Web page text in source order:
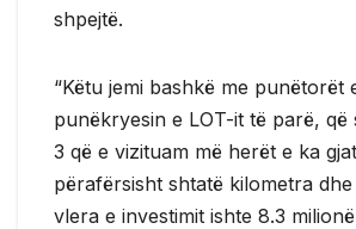
shpejtë.
“Këtu jemi bashkë me punëtorët
punëkryesin e LOT-it të parë, që
3 që e vizituam më herët e ka
përafërsisht shtatë kilometra
vlera e investimit ishte 8.3